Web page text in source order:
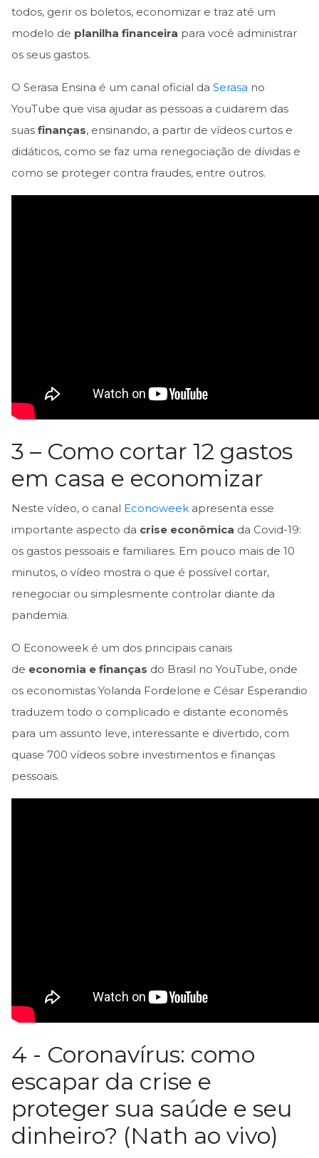
todos, gerir os boletos, economizar e traz até um
modelo de planilha financeira para você administrar
os seus gastos.
O Serasa Ensina é um canal oficial da Serasa no
YouTube que visa ajudar as pessoas a cuidarem das
suas finanças, ensinando, a partir de vídeos curtos e
didáticos, como se faz uma renegociação de dívidas e
como se proteger contra fraudes, entre outros.
3 – Como cortar 12 gastos
em casa e economizar
Neste vídeo, o canal Econoweek apresenta esse
importante aspecto da crise econômica da Covid-19:
os gastos pessoais e familiares. Em pouco mais de 10
minutos, o vídeo mostra o que é possível cortar,
renegociar ou simplesmente controlar diante da
pandemia.
O Econoweek é um dos principais canais
de economia e finanças do Brasil no YouTube, onde
os economistas Yolanda Fordelone e César Esperandio
traduzem todo o complicado e distante economês
para um assunto leve, interessante e divertido, com
quase 700 vídeos sobre investimentos e finanças
pessoais.
4 - Coronavírus: como
escapar da crise e
proteger sua saúde e seu
dinheiro? (Nath ao vivo)